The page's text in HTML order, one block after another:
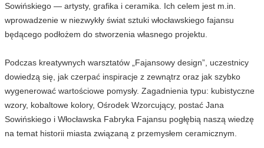
Sowińskiego — artysty, grafika i ceramika. Ich celem jest m.in.
wprowadzenie w niezwykły świat sztuki włocławskiego fajansu
będącego podłożem do stworzenia własnego projektu.
Podczas kreatywnych warsztatów „Fajansowy design”, uczestnicy
dowiedzą się, jak czerpać inspiracje z zewnątrz oraz jak szybko
wygenerować wartościowe pomysły. Zagadnienia typu: kubistyczne
wzory, kobaltowe kolory, Ośrodek Wzorcujący, postać Jana
Sowińskiego i Włocławska Fabryka Fajansu pogłębią naszą wiedzę
na temat historii miasta związaną z przemysłem ceramicznym.